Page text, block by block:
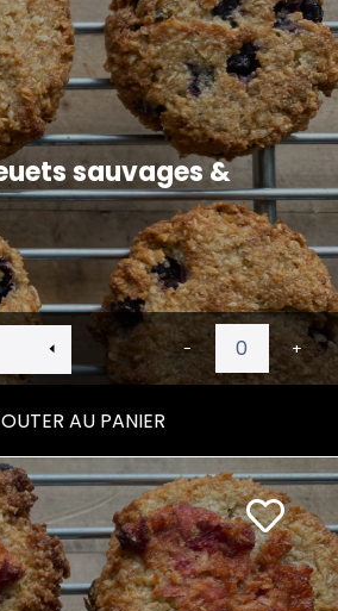
sauvages &
- +
AU PANIER